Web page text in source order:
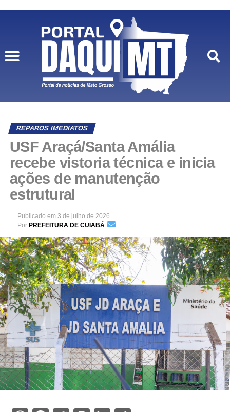
REPAROS IMEDIATOS
USF Araçá/Santa Amália
recebe vistoria técnica e inicia
ações de manutenção
estrutural
Publicado em 3 de julho de 2026
Por PREFEITURA DE CUIABÁ